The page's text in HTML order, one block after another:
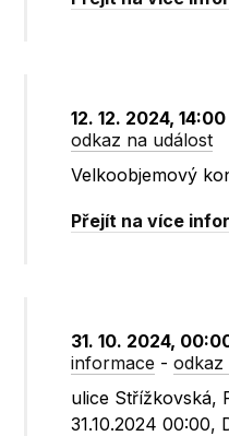
12. 12. 2024,
odkaz na událost
Velkoobjemový
Přejít na více
31. 10. 2024,
informace -odkaz
ulice Střížkovská,
31.10.2024 00:00,